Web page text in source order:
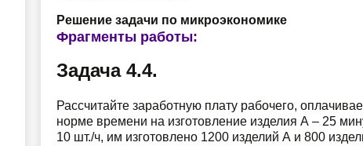
Решение задачи по микроэкономике
Фрагменты работы:
Задача 4.4.
Рассчитайте заработную плату рабочего,
норме времени на изготовление изделия А – 25
10 шт./ч, им изготовлено 1200 изделий А и 800